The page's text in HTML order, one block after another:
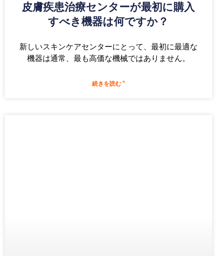
皮膚疾患治療センターが最初に購入
すべき機器は何ですか？
新しいスキンケアセンターにとって、最初に最適な
機器は通常、最も高価な機械ではありません。
続きを読む "